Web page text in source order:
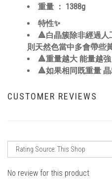
重量 ： 1388g
特性✨
🔺白晶簇除非經過
則天然色當中多會帶些
🔺重量越大 能量越強
🔺如果相同既重量
CUSTOMER REVIEWS
No review for this product